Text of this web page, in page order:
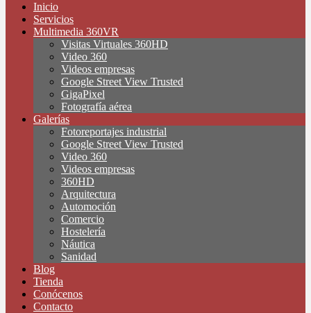
Inicio
Servicios
Multimedia 360VR
Visitas Virtuales 360HD
Video 360
Videos empresas
Google Street View Trusted
GigaPixel
Fotografía aérea
Galerías
Fotoreportajes industrial
Google Street View Trusted
Video 360
Videos empresas
360HD
Arquitectura
Automoción
Comercio
Hostelería
Náutica
Sanidad
Blog
Tienda
Conócenos
Contacto